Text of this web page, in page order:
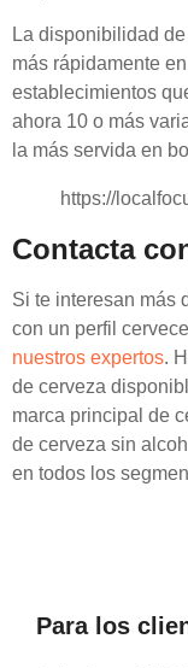
La disponibilidad
más rápidamente
establecimientos
ahora 10 o más
la más servida en
https://
Contacta
Si te interesan más
con un perfil
nuestros expertos.
de cerveza
marca principal de
de cerveza sin
en todos los
Para los